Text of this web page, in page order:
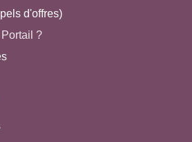
d'offres)
?